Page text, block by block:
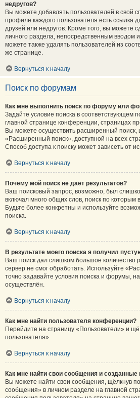
недругов?
Вы можете добавлять пользователей в свой
профиле каждого пользователя есть ссылка
друзей или недругов. Кроме того, вы можете
личного раздела, непосредственным вводом
можете также удалять пользователей из
же странице.
Вернуться к началу
Поиск по форумам
Как мне выполнить поиск по форуму или
Задайте условие поиска в соответствующем
главной странице конференции, страницах
Вы можете осуществить расширенный поиск,
«Расширенный поиск», доступной на всех
Способ доступа к поиску может зависеть от
Вернуться к началу
Почему мой поиск не даёт результатов?
Ваш поисковый запрос, возможно, был
включал много общих слов, поиск по которым
Будьте более конкретны и используйте
поиска.
Вернуться к началу
В результате моего поиска я получил
Ваш поиск дал слишком большое количество
сервер не смог обработать. Используйте
точно задавайте условия поиска и форумы,
осуществлён.
Вернуться к началу
Как мне найти пользователя конференции?
Перейдите на страницу «Пользователи» и
пользователя».
Вернуться к началу
Как мне найти свои сообщения и
Вы можете найти свои сообщения, щёлкнув
сообщения» в личном разделе на главной